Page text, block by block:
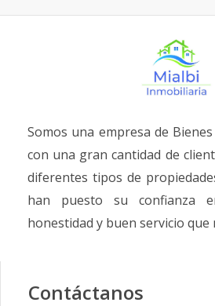
Somos una empresa de
con una gran cantidad de
diferentes tipos de
han puesto su confianza
honestidad y buen servicio que
Contáctanos